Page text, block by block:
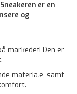
er en
og
markedet! Den er
materiale, samt